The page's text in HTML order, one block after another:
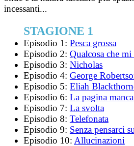
incessanti...
STAGIONE 1
Episodio 1: Pesca grossa
Episodio 2: Qualcosa che mi
Episodio 3: Nicholas
Episodio 4: George
Episodio 5: Eliah
Episodio 6: La pagina
Episodio 7: La svolta
Episodio 8: Telefonata
Episodio 9: Senza pensarci su
Episodio 10: Allucinazioni